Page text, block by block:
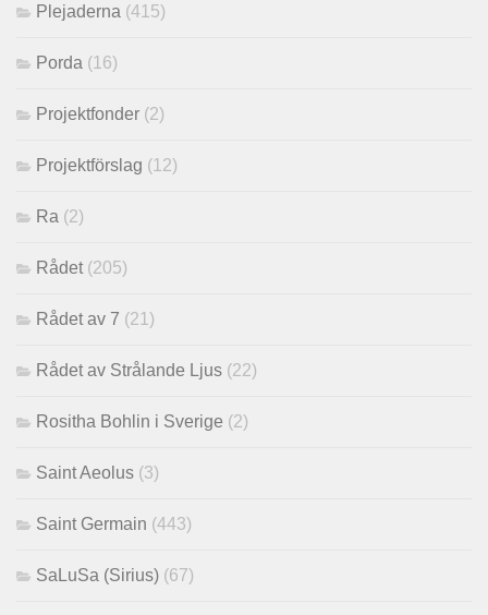
Plejaderna (415)
Porda (16)
Projektfonder (2)
Projektförslag (12)
Ra (2)
Rådet (205)
Rådet av 7 (21)
Rådet av Strålande Ljus (22)
Rositha Bohlin i Sverige (2)
Saint Aeolus (3)
Saint Germain (443)
SaLuSa (Sirius) (67)